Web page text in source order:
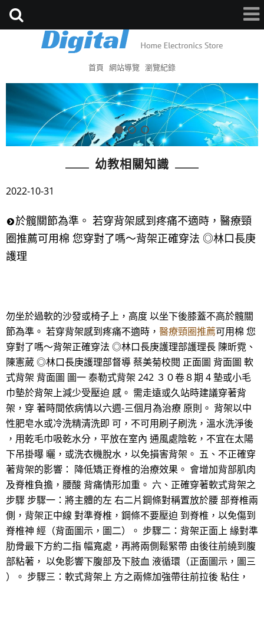
首頁 網站導覽 瀏覽紀錄
幼教相關知識
2022-10-31
於髖關節為準。 若穿背架感到疼痛不適時，醫療頸
圈推薦可用棉 您穿對了嗎～背架正確穿法 ◎林口長庚
護理
勿坐於過軟的沙發或椅子上，高度 以坐下後膝蓋不高於髖關
節為準。 若穿背架感到疼痛不適時， 醫療頸圈推薦可用棉 您
穿對了嗎～背架正確穿法 ◎林口長庚護理部護理長 陳昕霓、
陳憲葳 ◎林口長庚護理部督導 蔡美菊校閱 正面圖 背面圖 軟
式背架 背面圖 圖一 泰勒式背架 242 ３０卷８期 4 墊或小毛
巾墊於背架上減少受壓迫 感。 需走遠或久站時建議穿著背
架，穿 著時間依病情以六週-三個月為治療 原則。 背架以中
性肥皂水或冷洗精清洗即 可，不可用刷子刷洗，溫水洗淨後
，用乾毛巾吸乾水分，平放在室內 通風處陰乾，不宜在太陽
下吊掛曝 曬，或洗衣機脫水，以免損害背架。 五、不正確穿
著背架的影響： 降低矯正脊椎的治療效果。 會增加背部肌肉
及脊椎負擔，腰酸 背痛情形加重。 六、正確穿著軟式背架之
步驟 步驟一：將主體的左 右二片鋼條對稱置放於腰 部脊椎兩
側，背架正中線 對準脊椎，鋼條不要壓迫 到脊椎，以免傷到
脊椎神 經（背面圖示，圖二）。 步驟二：背架正面上 緣對準
肋骨最下方約二指 幅寬處，再將兩側鬆緊帶 由後往前繞到腹
部粘著， 以免影響下腹部及下肢血 液循環（正面圖示，圖三
）。 步驟三：軟式背架上 方之兩條加強帶往前拉後 粘住，